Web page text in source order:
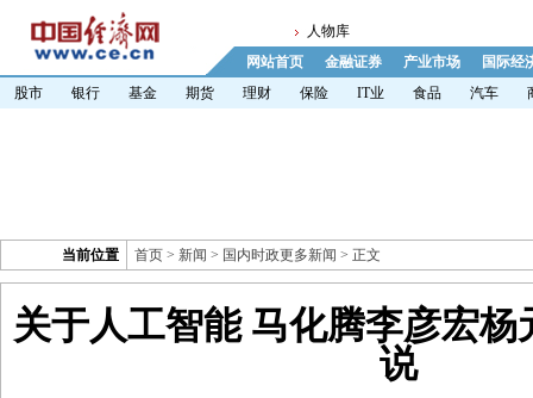
人物库
网站首页
金融证券 产业市场
国际经
股市
银行 基金 期货 理财 保险 IT业 食品 汽车
当前位置 首页 > 新闻 > 国内时政更多新闻 > 正文
关于人工智能 马化腾李彦宏杨
说